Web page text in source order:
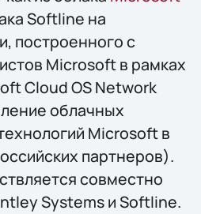
Softline на
построенного с
Microsoft в рамках
Cloud OS Network
облачных
Microsoft в
партнеров).
совместно
Systems и Softline.